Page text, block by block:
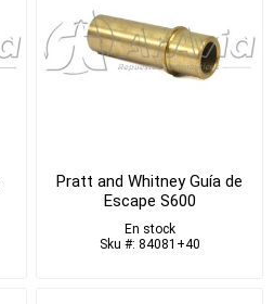
Pratt and Whitney Guía de
Escape S600
En stock
Sku #: 84081+40